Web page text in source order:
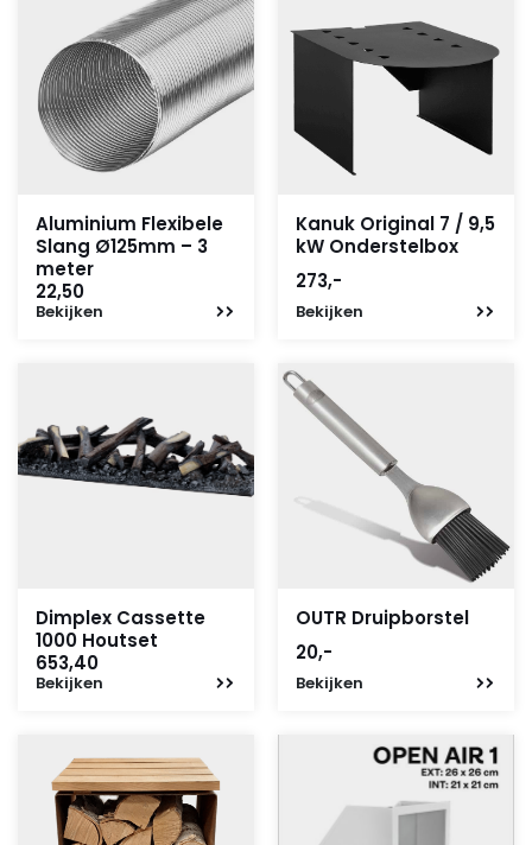
Aluminium Flexibele
Slang Ø125mm – 3
meter
22,50
Bekijken
Kanuk Original 7 / 9,5
kW Onderstelbox
273,-
Bekijken
Dimplex Cassette
1000 Houtset
653,40
Bekijken
OUTR Druipborstel
20,-
Bekijken